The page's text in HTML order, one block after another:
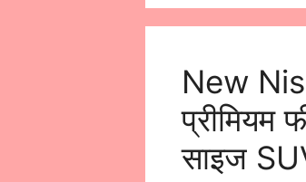
New
प्रीमियम
साइज